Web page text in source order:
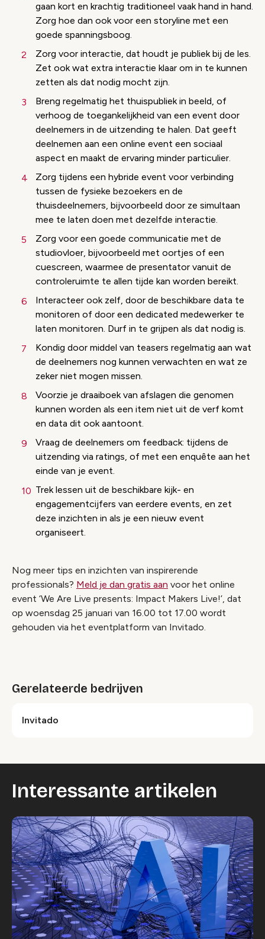
gaan kort en krachtig traditioneel vaak hand in hand.
Zorg hoe dan ook voor een storyline met een
goede spanningsboog.
Zorg voor interactie, dat houdt je publiek bij de les.
Zet ook wat extra interactie klaar om in te kunnen
zetten als dat nodig mocht zijn.
Breng regelmatig het thuispubliek in beeld, of
verhoog de toegankelijkheid van een event door
deelnemers in de uitzending te halen. Dat geeft
deelnemen aan een online event een sociaal
aspect en maakt de ervaring minder particulier.
Zorg tijdens een hybride event voor verbinding
tussen de fysieke bezoekers en de
thuisdeelnemers, bijvoorbeeld door ze simultaan
mee te laten doen met dezelfde interactie.
Zorg voor een goede communicatie met de
studiovloer, bijvoorbeeld met oortjes of een
cuescreen, waarmee de presentator vanuit de
controleruimte te allen tijde kan worden bereikt.
Interacteer ook zelf, door de beschikbare data te
monitoren of door een dedicated medewerker te
laten monitoren. Durf in te grijpen als dat nodig is.
Kondig door middel van teasers regelmatig aan wat
de deelnemers nog kunnen verwachten en wat ze
zeker niet mogen missen.
Voorzie je draaiboek van afslagen die genomen
kunnen worden als een item niet uit de verf komt
en data dit ook aantoont.
Vraag de deelnemers om feedback: tijdens de
uitzending via ratings, of met een enquête aan het
einde van je event.
Trek lessen uit de beschikbare kijk- en
engagementcijfers van eerdere events, en zet
deze inzichten in als je een nieuw event
organiseert.
Nog meer tips en inzichten van inspirerende
professionals? Meld je dan gratis aan voor het online
event ‘We Are Live presents: Impact Makers Live!’, dat
op woensdag 25 januari van 16.00 tot 17.00 wordt
gehouden via het eventplatform van Invitado.
Gerelateerde bedrijven
Invitado
Interessante artikelen